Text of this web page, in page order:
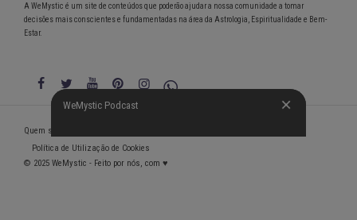
WeMystic Podcast
A WeMystic é um site de conteúdos que poderão ajudar a nossa comunidade a tomar
decisões mais conscientes e fundamentadas na área da Astrologia, Espiritualidade e Bem-
Estar.
WeMystic Podcast
Quem somos
Política de Utilização de Cookies
© 2025 WeMystic - Feito por nós, com ♥